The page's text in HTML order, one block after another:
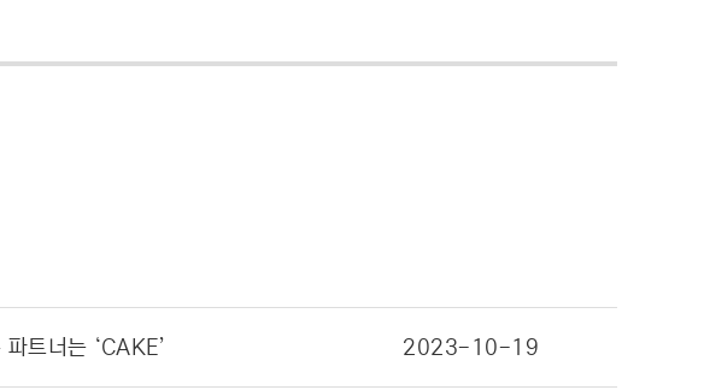
트너는 ‘CAKE’ 2023-10-19